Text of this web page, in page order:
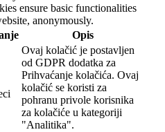
ensure basic functionalities
anonymously.
Opis
Ovaj kolačić je postavljen
od GDPR dodatka za
Prihvaćanje kolačića. Ovaj
kolačić se koristi za
pohranu privole korisnika
za kolačiće u kategoriji
"Analitika".